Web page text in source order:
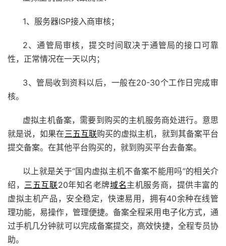
1、服务器ISP接入商审核；
2、通管局审核，提交时间取决于通管局的接口可靠
性，正常情况在一天以内；
3、管局收到资料以后，一般在20-30个工作日完成审
核。
虚拟主机备案，需要到购买的主机服务商处进行。意思
就是说，如果在 三五互联购买的虚拟主机，就到其备案平台
提交备案。在其他平台购买的，就到购买平台去备案。
以上就是关于“国内虚拟主机不备案不能用吗”的相关介
绍， 三五互联20年知名老牌域名主机服务商，提供丰富的
虚拟主机产品，安全稳定，快速易用，拥有40余种在线管
理功能，易操作，管理便捷。备案全程采用电子化方式，通
过手机几分钟就可以完成备案提交，高效快捷，全程专员协
助。